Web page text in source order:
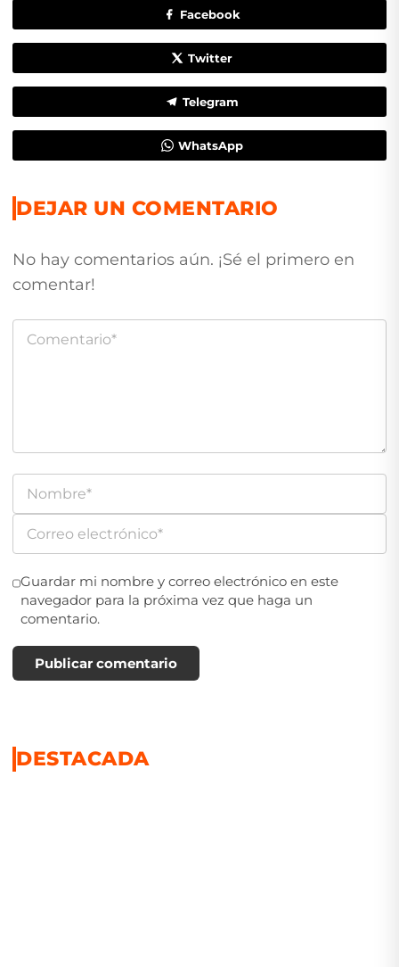
Facebook
Twitter
Telegram
WhatsApp
DEJAR UN COMENTARIO
No hay comentarios aún. ¡Sé el primero en
comentar!
Guardar mi nombre y correo electrónico en este
navegador para la próxima vez que haga un
comentario.
Publicar comentario
DESTACADA